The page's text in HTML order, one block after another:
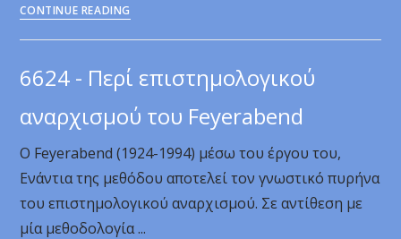
CONTINUE READING
Einstein
και
Καραθεοδωρή
στις
επιστήμες
6624 - Περί επιστημολογικού
αναρχισμού του Feyerabend
Ο Feyerabend (1924-1994) μέσω του έργου του,
Ενάντια της μεθόδου αποτελεί τον γνωστικό πυρήνα
του επιστημολογικού αναρχισμού. Σε αντίθεση με
μία μεθοδολογία ...